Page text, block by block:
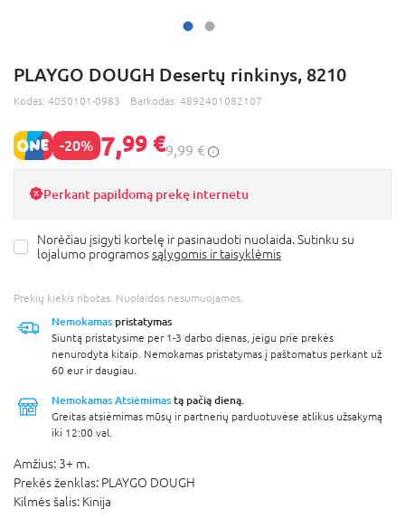
PLAYGO DOUGH Desertų rinkinys, 8210
Kodas: 4050101-0983 Barkodas: 4892401082107
-20% 7,99 €9,99 €
Perkant papildomą prekę internetu
Norėčiau įsigyti kortelę ir pasinaudoti nuolaida. Sutinku su
lojalumo programossąlygomis ir taisyklėmis
Prekių kiekis ribotas. Nuolaidos nesumuojamos.
Nemokamas pristatymas
Siuntą pristatysime per 1-3 darbo dienas, jeigu prie prekės
nenurodyta kitaip. Nemokamas pristatymas į paštomatus perkant už
60 eur ir daugiau.
Nemokamas Atsiėmimas tą pačią dieną.
Greitas atsiėmimas mūsų ir partnerių parduotuvėse atlikus užsakymą
iki 12:00 val.
Amžius: 3+ m.
Prekės ženklas: PLAYGO DOUGH
Kilmės šalis: Kinija